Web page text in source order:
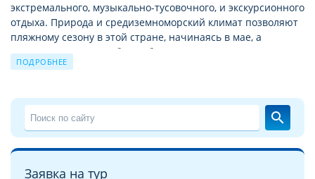
экстремального, музыкально-тусовочного, и экскурсионного
отдыха. Природа и средиземноморский климат позволяют
пляжному сезону в этой стране, начинаясь в мае, а
заканчиваться в октябре. А богатая история позволяет
круглый год посещать Турцию с экскурсионными турами
Подробное описание отеля MENDOS HOTEL
На этой странице мы хотели бы познакомить Вас с
описанием отеля MENDOS HOTEL 3*. Надеемся, что
знакомство более глубоким и помогут с выбором для
ПОДРОБНЕЕ
search
Заявка на тур